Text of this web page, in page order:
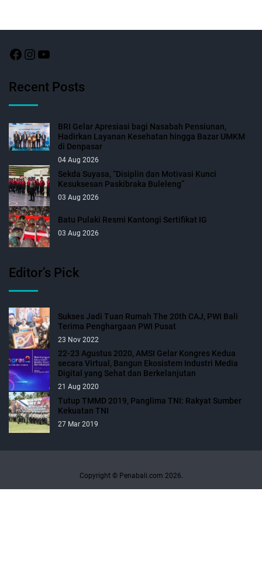
Recent Posts
BRI Gelar Apresiasi bagi Nasabah Pensiunan,
Hadirkan Layanan Kesehatan hingga Bazar UMKM
di Denpasar
04 Aug 2026
Sekda Suyasa, “Disiplin dan Motivasi Kunci
Kesuksesan Paskibraka Buleleng”
03 Aug 2026
Batu Pulaki Resmi Kantongi Sertifikat IG
03 Aug 2026
Editor’s Pick
Sukses Jadi Tuan Rumah The 20th CAJ, PWI Bali
Terima Penghargaan PWI Pusat
23 Nov 2022
22-23 Agustus 2020, AMSI Gelar Kongres Kedua
secara Virtual, Bangun Ekosistem Industri Media
Digital yang Sehat dan Berkelanjutan
21 Aug 2020
Tutup TMMD 2019, Panglima TNI: Rakyat Sumber
Kekuatan TNI
27 Mar 2019
Copyright © Penabali.com 2026.